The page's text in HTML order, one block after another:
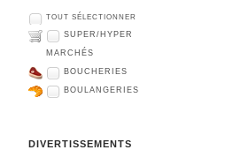
TOUT SÉLECTIONNER
SUPER/HYPER
MARCHÉS
BOUCHERIES
BOULANGERIES
DIVERTISSEMENTS